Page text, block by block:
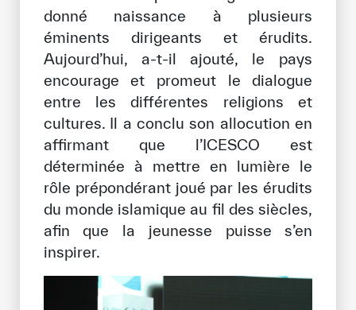
donné naissance à plusieurs
éminents dirigeants et érudits.
Aujourd’hui, a-t-il ajouté, le pays
encourage et promeut le dialogue
entre les différentes religions et
cultures. Il a conclu son allocution en
affirmant que l’ICESCO est
déterminée à mettre en lumière le
rôle prépondérant joué par les érudits
du monde islamique au fil des siècles,
afin que la jeunesse puisse s’en
inspirer.